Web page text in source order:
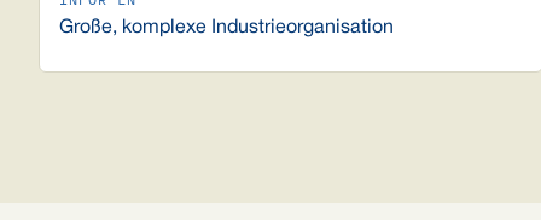
Große, komplexe Industrieorganisation